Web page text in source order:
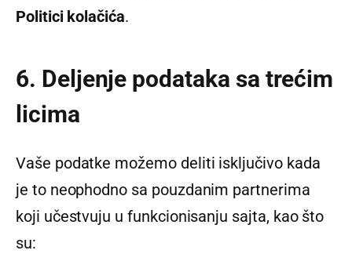
Politici kolačića.
6. Deljenje podataka sa trećim
licima
Vaše podatke možemo deliti isključivo kada
je to neophodno sa pouzdanim partnerima
koji učestvuju u funkcionisanju sajta, kao što
su: